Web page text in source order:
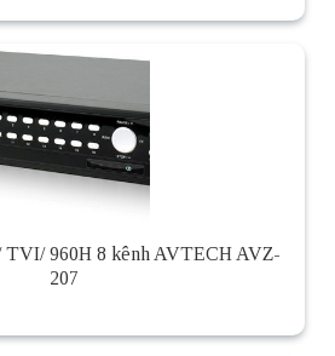
960H 8 kênh AVTECH AVZ-
207